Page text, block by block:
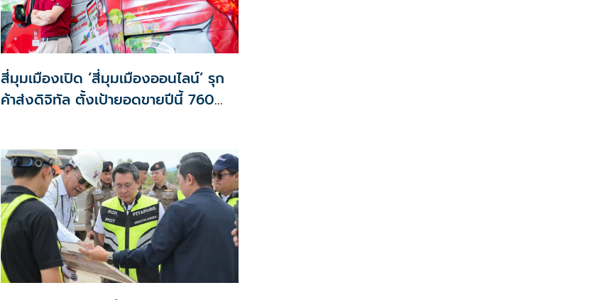
สี่มุมเมืองเปิด ‘สี่มุมเมืองออนไลน์’ รุก
ค้าส่งดิจิทัล ตั้งเป้ายอดขายปีนี้ 760